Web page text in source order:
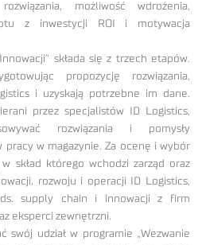
możliwość wdrożenia,
z inwestycji ROI i motywacja
składa się z trzech etapów.
propozycję rozwiązania,
i uzyskają potrzebne im dane.
przez specjalistów ID Logistics,
rozwiązania i pomysły
pracy w magazynie. Za ocenę i wybór
skład którego wchodzi zarząd oraz
rozwoju i operacji ID Logistics,
supply chain i innowacji z firm
eksperci zewnętrzni.
swój udział w programie „Wezwanie